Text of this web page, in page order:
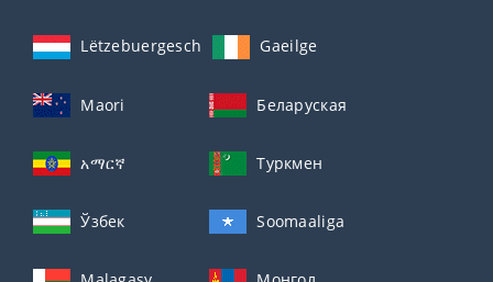
Lëtzebuergesch Gaeilge
Maori Беларуская
አማርኛ Туркмен
Ўзбек Soomaaliga